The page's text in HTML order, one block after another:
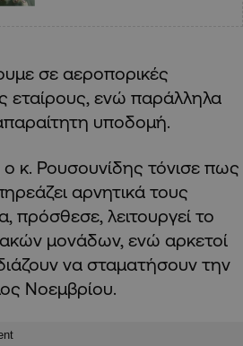
σε αεροπορικές
εταίρους, ενώ παράλληλα
υποδομή.
κ. Ρουσουνίδης τόνισε πως
αρνητικά τους
πρόσθεσε, λειτουργεί το
μονάδων, ενώ αρκετοί
να σταματήσουν την
Νοεμβρίου.